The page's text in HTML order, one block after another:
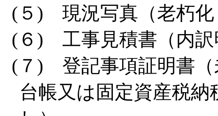
(５) 現況写真（老朽化
(６) 工事見積書（内訳
(７) 登記事項証明書（
台帳又は固定資産税